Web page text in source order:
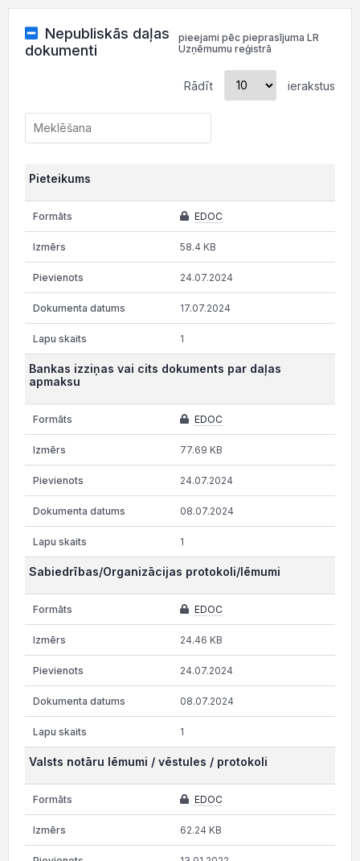
Nepubliskās daļas
dokumenti
pieejami pēc pieprasījuma LR
Uzņēmumu reģistrā
Rādīt ierakstus
Pieteikums
EDOC
58.4 KB
24.07.2024
17.07.2024
1
Bankas izziņas vai cits dokuments par daļas
apmaksu
EDOC
77.69 KB
24.07.2024
08.07.2024
1
Sabiedrības/Organizācijas protokoli/lēmumi
EDOC
24.46 KB
24.07.2024
08.07.2024
1
Valsts notāru lēmumi / vēstules / protokoli
EDOC
62.24 KB